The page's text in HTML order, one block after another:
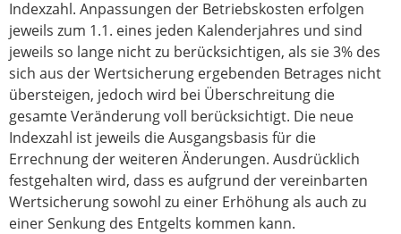
Indexzahl. Anpassungen der Betriebskosten erfolgen
jeweils zum 1.1. eines jeden Kalenderjahres und sind
jeweils so lange nicht zu berücksichtigen, als sie 3% des
sich aus der Wertsicherung ergebenden Betrages nicht
übersteigen, jedoch wird bei Überschreitung die
gesamte Veränderung voll berücksichtigt. Die neue
Indexzahl ist jeweils die Ausgangsbasis für die
Errechnung der weiteren Änderungen. Ausdrücklich
festgehalten wird, dass es aufgrund der vereinbarten
Wertsicherung sowohl zu einer Erhöhung als auch zu
einer Senkung des Entgelts kommen kann.